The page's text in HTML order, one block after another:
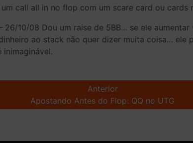
call all in no flop com um scare card ou cards
26/10/08 Dou um raise de 5BB… se ele
ao stack não quer dizer muita coisa… ele
inimaginável.
Anterior
Apostando Antes do Flop: QQ no UTG